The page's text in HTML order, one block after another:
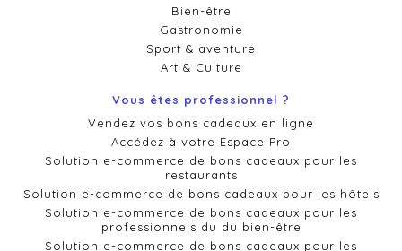
Bien-être
Gastronomie
Sport & aventure
Art & Culture
Vous êtes professionnel ?
Vendez vos bons cadeaux en ligne
Accédez à votre Espace Pro
Solution e-commerce de bons cadeaux pour les
restaurants
Solution e-commerce de bons cadeaux pour les hôtels
Solution e-commerce de bons cadeaux pour les
professionnels du du bien-être
Solution e-commerce de bons cadeaux pour les